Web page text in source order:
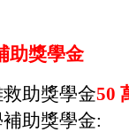
助獎學金
助獎學金50
助獎學金: